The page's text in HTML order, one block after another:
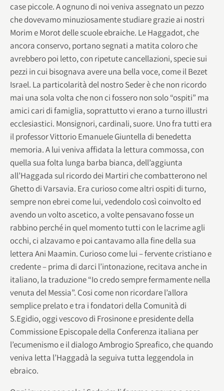
case piccole. A ognuno di noi veniva assegnato un pezzo
che dovevamo minuziosamente studiare grazie ai nostri
Morim e Morot delle scuole ebraiche. Le Haggadot, che
ancora conservo, portano segnati a matita coloro che
avrebbero poi letto, con ripetute cancellazioni, specie sui
pezzi in cui bisognava avere una bella voce, come il Bezet
Israel. La particolarità del nostro Seder è che non ricordo
mai una sola volta che non ci fossero non solo “ospiti” ma
amici cari di famiglia, soprattutto vi erano a turno illustri
ecclesiastici. Monsignori, cardinali, suore. Uno fra tutti era
il professor Vittorio Emanuele Giuntella di benedetta
memoria. A lui veniva affidata la lettura commossa, con
quella sua folta lunga barba bianca, dell’aggiunta
all’Haggada sul ricordo dei Martiri che combatterono nel
Ghetto di Varsavia. Era curioso come altri ospiti di turno,
sempre non ebrei come lui, vedendolo così coinvolto ed
avendo un volto ascetico, a volte pensavano fosse un
rabbino perché in quel momento tutti con le lacrime agli
occhi, ci alzavamo e poi cantavamo alla fine della sua
lettera Ani Maamin. Curioso come lui – fervente cristiano e
credente – prima di darci l’intonazione, recitava anche in
italiano, la traduzione “Io credo sempre fermamente nella
venuta del Messia”. Cosi come non ricordare l’allora
semplice prelato e tra i fondatori della Comunità di
S.Egidio, oggi vescovo di Frosinone e presidente della
Commissione Episcopale della Conferenza italiana per
l’ecumenismo e il dialogo Ambrogio Spreafico, che quando
veniva letta l’Haggadà la seguiva tutta leggendola in
ebraico.